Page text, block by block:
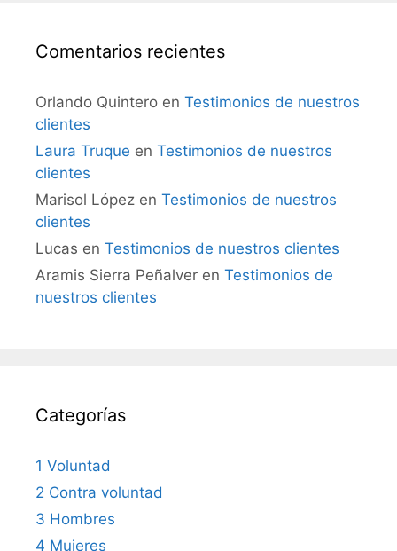
Comentarios recientes
Orlando Quintero en Testimonios de nuestros
clientes
Laura Truque en Testimonios de nuestros
clientes
Marisol López en Testimonios de nuestros
clientes
Lucas en Testimonios de nuestros clientes
Aramis Sierra Peñalver en Testimonios de
nuestros clientes
Categorías
1 Voluntad
2 Contra voluntad
3 Hombres
4 Mujeres